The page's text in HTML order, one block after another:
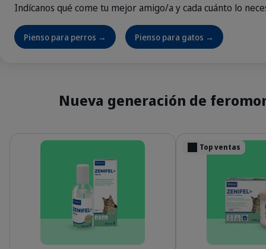
Indícanos qué come tu mejor amigo/a y cada cuánto lo
Pienso para perros → Pienso para gatos →
Nueva generación de
ES_Zenifel-spray_Visual-1_2026.jpg
Top ventas